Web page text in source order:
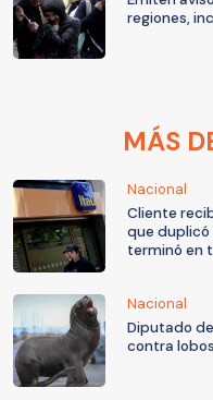
regiones,
MÁS
Nacional
Cliente
que
terminó en
Nacional
Diputado
contra